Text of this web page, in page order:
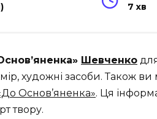
7 хв
Шевченко
художні засоби. Також
Основ’яненка». Ця
твору.